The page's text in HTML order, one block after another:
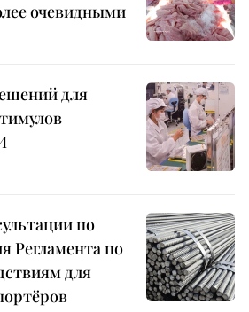
очевидными
для
по
Регламента по
для